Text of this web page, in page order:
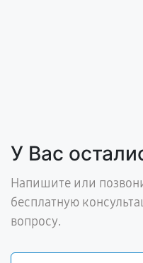
У Вас
Напишите или
бесплатную
вопросу.